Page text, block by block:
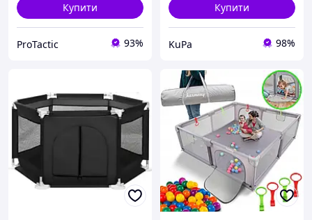
Купити
ProTactic 93%
Купити
KuPa 98%